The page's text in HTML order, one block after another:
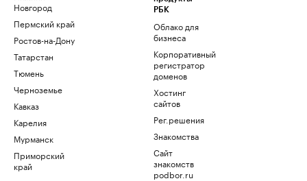
Новгород
Пермский край
Ростов-на-Дону
Татарстан
Тюмень
Черноземье
Кавказ
Карелия
Мурманск
Приморский
край
РБК
Облако для
бизнеса
Корпоративный
регистратор
доменов
Хостинг
сайтов
Рег.решения
Знакомства
Сайт
знакомств
podbor.ru